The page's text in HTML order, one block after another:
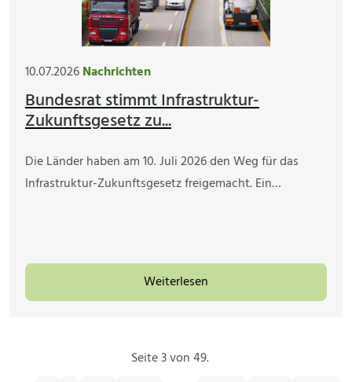
10.07.2026Nachrichten
Bundesrat stimmt Infrastruktur-
Zukunftsgesetz zu...
Die Länder haben am 10. Juli 2026 den Weg für das
Infrastruktur-Zukunftsgesetz freigemacht. Ein…
Weiterlesen
Seite 3 von 49.